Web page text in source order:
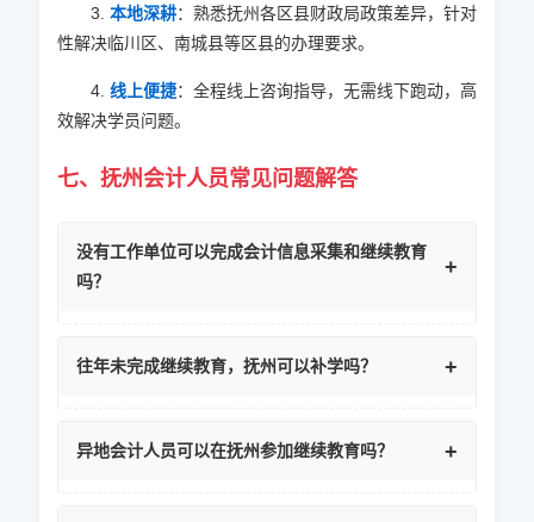
3. 本地深耕：熟悉抚州各区县财政局政策差异，针对
性解决临川区、南城县等区县的办理要求。
4. 线上便捷：全程线上咨询指导，无需线下跑动，高
效解决学员问题。
七、抚州会计人员常见问题解答
没有工作单位可以完成会计信息采集和继续教育
吗？
往年未完成继续教育，抚州可以补学吗？
异地会计人员可以在抚州参加继续教育吗？